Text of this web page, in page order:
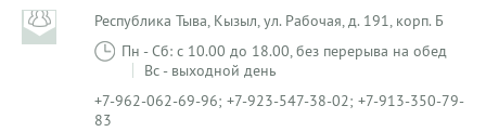
Республика Тыва, Кызыл, ул. Рабочая, д. 191, корп. Б
Пн - Сб: с 10.00 до 18.00, без перерыва на обед
Вс - выходной день
+7-962-062-69-96; +7-923-547-38-02; +7-913-350-79-
83